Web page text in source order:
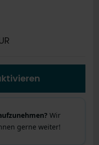
Wir
gerne weiter!